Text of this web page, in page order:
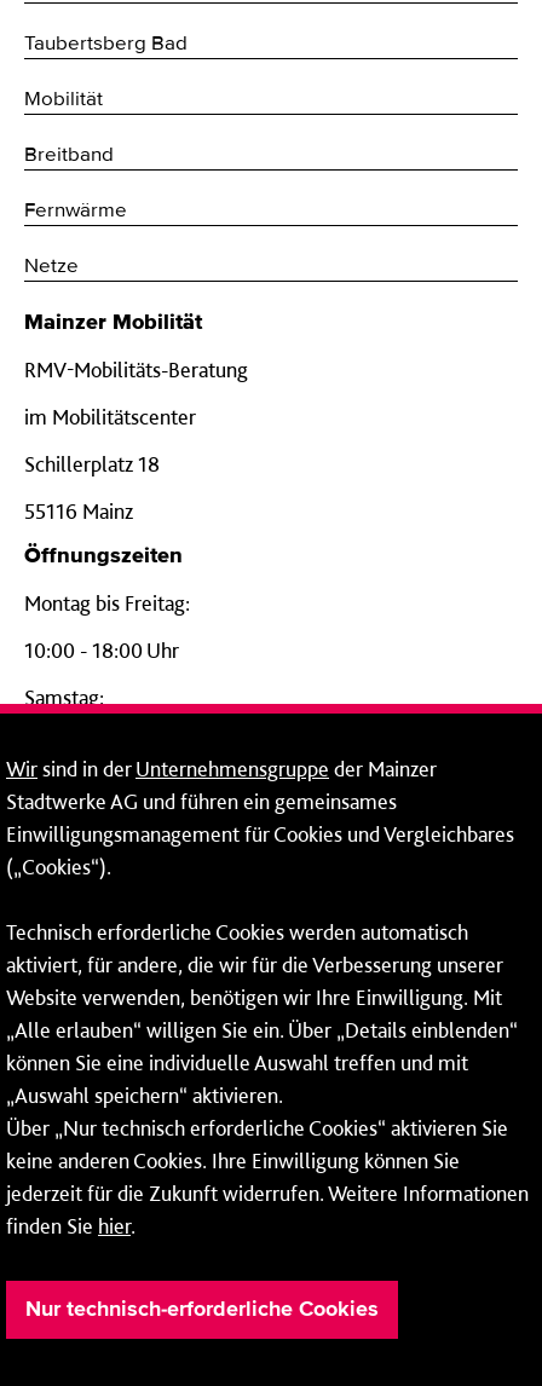
Taubertsberg Bad
Mobilität
Breitband
Fernwärme
Netze
Mainzer Mobilität
RMV-Mobilitäts-Beratung
im Mobilitätscenter
Schillerplatz 18
55116 Mainz
Öffnungszeiten
Montag bis Freitag:
10:00 - 18:00 Uhr
Samstag:
24-Stunden-Telefon*
06131 – 12 77 77
Fax: 06131 – 12 66 66
* Montags bis freitags bis 7 und ab 18 Uhr sowie an
Wochenenden und Feiertagen ganztags werden Ihre
Anrufe je nach Themenauswahl an ein Callcenter des
RMV oder von nextbike weitergeleitet. Dort erhalten Sie
ausschließlich Auskünfte zum Fahrplan bzw. zu
meinRad.
Wirsind in derUnternehmensgruppe der Mainzer
Stadtwerke AG und führen ein gemeinsames
Einwilligungsmanagement für Cookies und Vergleichbares
(„Cookies“).
Technisch erforderliche Cookies werden automatisch
aktiviert, für andere, die wir für die Verbesserung unserer
Website verwenden, benötigen wir Ihre Einwilligung. Mit
„Alle erlauben“ willigen Sie ein. Über „Details einblenden“
können Sie eine individuelle Auswahl treffen und mit
„Auswahl speichern“ aktivieren.
Über „Nur technisch erforderliche Cookies“ aktivieren Sie
keine anderen Cookies. Ihre Einwilligung können Sie
jederzeit für die Zukunft widerrufen. Weitere Informationen
finden Sie hier.
Nur technisch-erforderliche Cookies